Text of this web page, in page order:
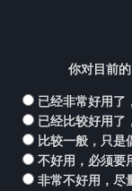
你对目前
已经非常好用了
已经比较好用了
比较一般，只是
不好用，必须要
非常不好用，尽